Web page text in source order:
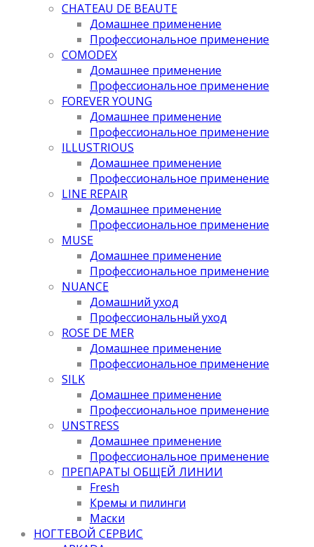
CHATEAU DE BEAUTE
Домашнее применение
Профессиональное применение
COMODEX
Домашнее применение
Профессиональное применение
FOREVER YOUNG
Домашнее применение
Профессиональное применение
ILLUSTRIOUS
Домашнее применение
Профессиональное применение
LINE REPAIR
Домашнее применение
Профессиональное применение
MUSE
Домашнее применение
Профессиональное применение
NUANCE
Домашний уход
Профессиональный уход
ROSE DE MER
Домашнее применение
Профессиональное применение
SILK
Домашнее применение
Профессиональное применение
UNSTRESS
Домашнее применение
Профессиональное применение
ПРЕПАРАТЫ ОБЩЕЙ ЛИНИИ
Fresh
Кремы и пилинги
Маски
НОГТЕВОЙ СЕРВИС